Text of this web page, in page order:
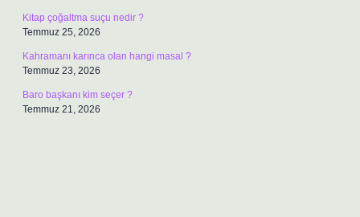
Kitap çoğaltma suçu nedir ?
Temmuz 25, 2026
Kahramanı karınca olan hangi masal ?
Temmuz 23, 2026
Baro başkanı kim seçer ?
Temmuz 21, 2026